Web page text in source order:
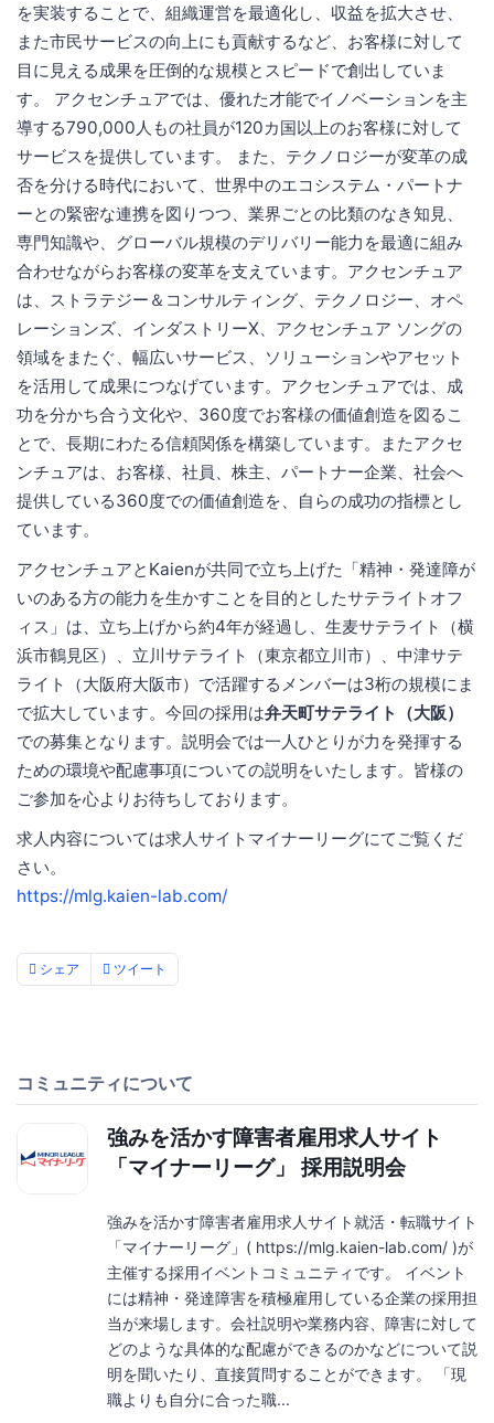
を実装することで、組織運営を最適化し、収益を拡大させ、
また市民サービスの向上にも貢献するなど、お客様に対して
目に見える成果を圧倒的な規模とスピードで創出していま
す。 アクセンチュアでは、優れた才能でイノベーションを主
導する790,000人もの社員が120カ国以上のお客様に対して
サービスを提供しています。 また、テクノロジーが変革の成
否を分ける時代において、世界中のエコシステム・パートナ
ーとの緊密な連携を図りつつ、業界ごとの比類のなき知見、
専門知識や、グローバル規模のデリバリー能力を最適に組み
合わせながらお客様の変革を支えています。アクセンチュア
は、ストラテジー＆コンサルティング、テクノロジー、オペ
レーションズ、インダストリーX、アクセンチュア ソングの
領域をまたぐ、幅広いサービス、ソリューションやアセット
を活用して成果につなげています。アクセンチュアでは、成
功を分かち合う文化や、360度でお客様の価値創造を図るこ
とで、長期にわたる信頼関係を構築しています。またアクセ
ンチュアは、お客様、社員、株主、パートナー企業、社会へ
提供している360度での価値創造を、自らの成功の指標とし
ています。
アクセンチュアとKaienが共同で立ち上げた「精神・発達障が
いのある方の能力を生かすことを目的としたサテライトオフ
ィス」は、立ち上げから約4年が経過し、生麦サテライト（横
浜市鶴見区）、立川サテライト（東京都立川市）、中津サテ
ライト（大阪府大阪市）で活躍するメンバーは3桁の規模にま
で拡大しています。今回の採用は弁天町サテライト（大阪）
での募集となります。説明会では一人ひとりが力を発揮する
ための環境や配慮事項についての説明をいたします。皆様の
ご参加を心よりお待ちしております。
求人内容については求人サイトマイナーリーグにてご覧くだ
さい。
https://mlg.kaien-lab.com/
シェア ツイート
コミュニティについて
強みを活かす障害者雇用求人サイト
「マイナーリーグ」 採用説明会
強みを活かす障害者雇用求人サイト就活・転職サイト
「マイナーリーグ」( https://mlg.kaien-lab.com/ )が
主催する採用イベントコミュニティです。 イベント
には精神・発達障害を積極雇用している企業の採用担
当が来場します。会社説明や業務内容、障害に対して
どのような具体的な配慮ができるのかなどについて説
明を聞いたり、直接質問することができます。 「現
職よりも自分に合った職...